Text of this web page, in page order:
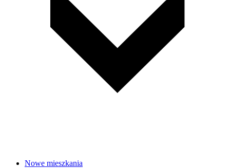
Nowe mieszkania